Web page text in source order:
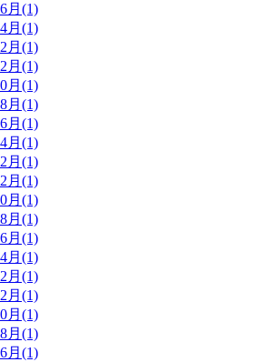
月(1)
月(1)
月(1)
月(1)
月(1)
月(1)
月(1)
月(1)
月(1)
月(1)
月(1)
月(1)
月(1)
月(1)
月(1)
月(1)
月(1)
月(1)
月(1)